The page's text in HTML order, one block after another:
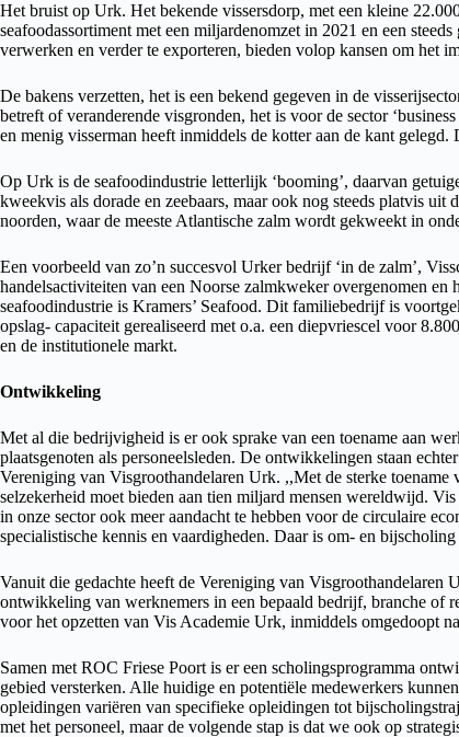
Het bruist op Urk. Het bekende vissersdorp, met een kleine
seafoodassortiment met een miljardenomzet in 2021 en een
verwerken en verder te exporteren, bieden volop kansen om het
De bakens verzetten, het is een bekend gegeven in de
betreft of veranderende visgronden, het is voor de sector
en menig visserman heeft inmiddels de kotter aan de kant
Op Urk is de seafoodindustrie letterlijk ‘booming’, daarvan
kweekvis als dorade en zeebaars, maar ook nog steeds platvis
noorden, waar de meeste Atlantische zalm wordt gekweekt in
Een voorbeeld van zo’n succesvol Urker bedrijf ‘in de zalm’,
handelsactiviteiten van een Noorse zalmkweker overgenomen en
seafoodindustrie is Kramers’ Seafood. Dit familiebedrijf is
opslag- capaciteit gerealiseerd met o.a. een diepvriescel voor
en de institutionele markt.
Ontwikkeling
Met al die bedrijvigheid is er ook sprake van een toename aan
plaatsgenoten als personeelsleden. De ontwikkelingen staan
Vereniging van Visgroothandelaren Urk. ,,Met de sterke
selzekerheid moet bieden aan tien miljard mensen wereldwijd.
in onze sector ook meer aandacht te hebben voor de circulaire
specialistische kennis en vaardigheden. Daar is om- en bijscholing
Vanuit die gedachte heeft de Vereniging van
ontwikkeling van werknemers in een bepaald bedrijf, branche of
voor het opzetten van Vis Academie Urk, inmiddels omgedoopt
Samen met ROC Friese Poort is er een scholingsprogramma
gebied versterken. Alle huidige en potentiële medewerkers
opleidingen variëren van specifieke opleidingen tot
met het personeel, maar de volgende stap is dat we ook op